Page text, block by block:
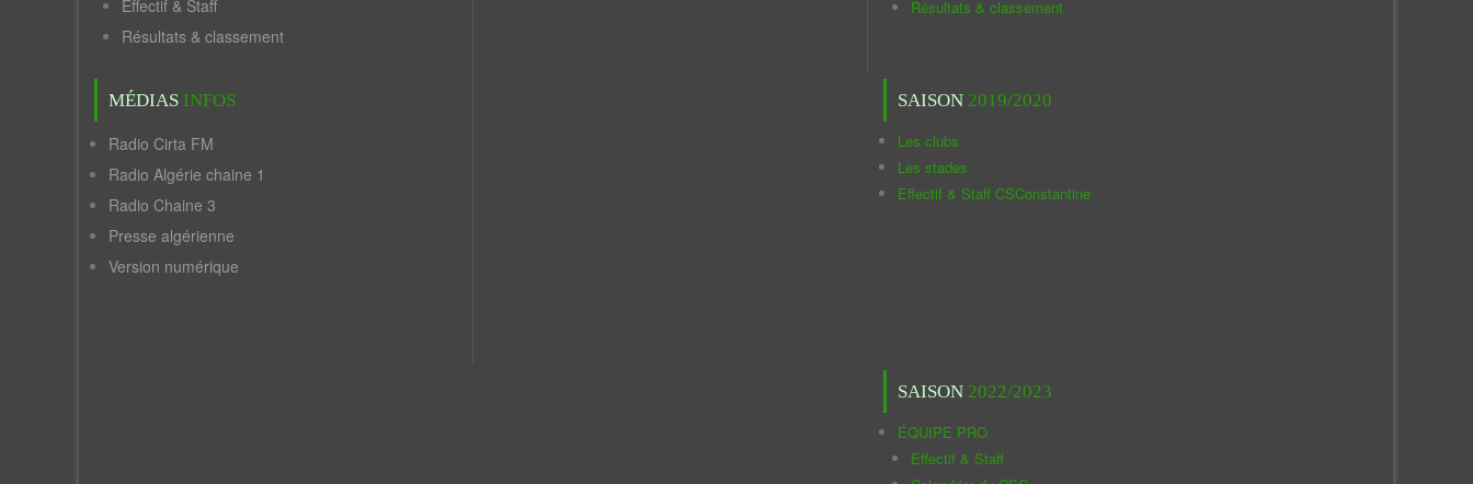
Effectif & Staff
Résultats & classement
MÉDIAS INFOS
Radio Cirta FM
Radio Algérie chaine 1
Radio Chaine 3
Presse algérienne
Version numérique
Résultats & classement
SAISON 2019/2020
Les clubs
Les stades
Effectif & Staff CSConstantine
SAISON 2022/2023
ÉQUIPE PRO
Effectif & Staff